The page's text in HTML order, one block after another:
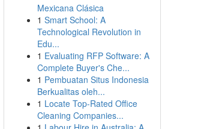
Mexicana Clásica
1 Smart School: A
Technological Revolution in
Edu...
1 Evaluating RFP Software: A
Complete Buyer's Che...
1 Pembuatan Situs Indonesia
Berkualitas oleh...
1 Locate Top-Rated Office
Cleaning Companies...